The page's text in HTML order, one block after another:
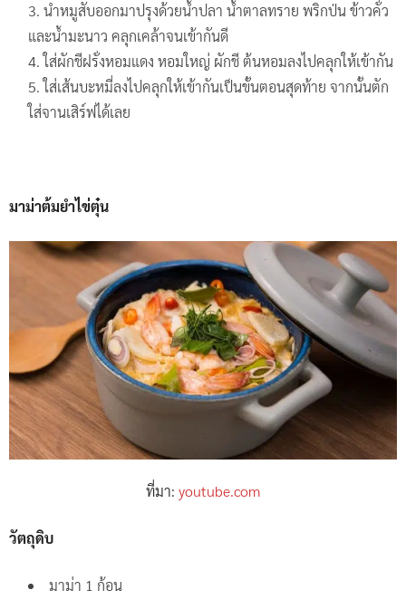
นำหมูสับออกมาปรุงด้วยน้ำปลา น้ำตาลทราย พริกป่น ข้าวคั่ว
และน้ำมะนาว คลุกเคล้าจนเข้ากันดี
ใส่ผักชีฝรั่งหอมแดง หอมใหญ่ ผักชี ต้นหอมลงไปคลุกให้เข้ากัน
ใส่เส้นบะหมี่ลงไปคลุกให้เข้ากันเป็นขั้นตอนสุดท้าย จากนั้นตัก
ใส่จานเสิร์ฟได้เลย
มาม่าต้มยำไข่ตุ๋น
ที่มา: youtube.com
วัตถุดิบ
มาม่า 1 ก้อน